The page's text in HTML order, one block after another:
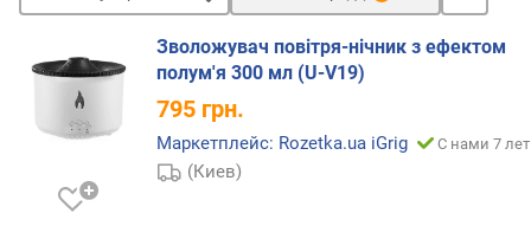
п
о
у
л
Зволожувач повітря-нічник з ефектом
полум'я 300 мл (U-V19)
795 грн.
Маркетплейс: Rozetka.ua iGrig С нами 7 лет
(Киев)